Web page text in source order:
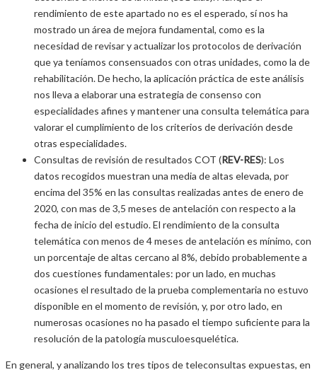
rendimiento de este apartado no es el esperado, sí nos ha
mostrado un área de mejora fundamental, como es la
necesidad de revisar y actualizar los protocolos de derivación
que ya teníamos consensuados con otras unidades, como la de
rehabilitación. De hecho, la aplicación práctica de este análisis
nos lleva a elaborar una estrategia de consenso con
especialidades afines y mantener una consulta telemática para
valorar el cumplimiento de los criterios de derivación desde
otras especialidades.
Consultas de revisión de resultados COT (REV-RES): Los
datos recogidos muestran una media de altas elevada, por
encima del 35% en las consultas realizadas antes de enero de
2020, con mas de 3,5 meses de antelación con respecto a la
fecha de inicio del estudio. El rendimiento de la consulta
telemática con menos de 4 meses de antelación es mínimo, con
un porcentaje de altas cercano al 8%, debido probablemente a
dos cuestiones fundamentales: por un lado, en muchas
ocasiones el resultado de la prueba complementaria no estuvo
disponible en el momento de revisión, y, por otro lado, en
numerosas ocasiones no ha pasado el tiempo suficiente para la
resolución de la patología musculoesquelética.
En general, y analizando los tres tipos de teleconsultas expuestas, en